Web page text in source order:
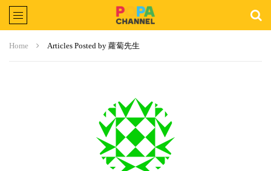
Home Articles Posted by 蘿蔔先生